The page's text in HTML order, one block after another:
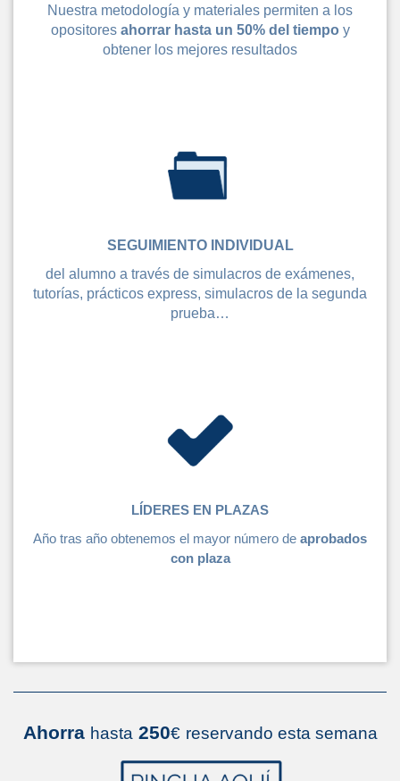
Nuestra metodología y materiales permiten a los
opositores ahorrar hasta un 50% del tiempo y
obtener los mejores resultados
SEGUIMIENTO INDIVIDUAL
del alumno a través de simulacros de exámenes,
tutorías, prácticos express, simulacros de la segunda
prueba…
LÍDERES EN PLAZAS
Año tras año obtenemos el mayor número de aprobados
con plaza
Ahorra hasta 250€ reservando esta semana